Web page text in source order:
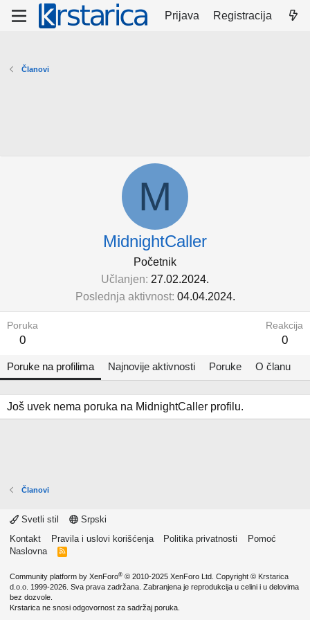
Prijava Registracija
Članovi
M
MidnightCaller
Početnik
Učlanjen 27.02.2024.
Poslednja aktivnost 04.04.2024.
Poruka
0
Reakcija
0
Poruke na profilima Najnovije aktivnosti Poruke O članu
Još uvek nema poruka na MidnightCaller profilu.
Članovi
Svetli stil
Srpski
Kontakt
Pravila i uslovi korišćenja Politika privatnosti
Pomoć
Naslovna
R
Community platform by XenForo® © 2010-2025 XenForo Ltd. Copyright © Krstarica
d.o.o. 1999-2026. Sva prava zadržana. Zabranjena je reprodukcija u celini i u delovima
bez dozvole.
Krstarica ne snosi odgovornost za sadržaj poruka.